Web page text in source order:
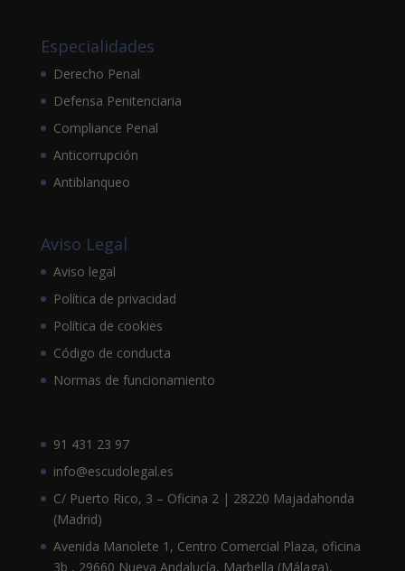
Especialidades
Derecho Penal
Defensa Penitenciaria
Compliance Penal
Anticorrupción
Antiblanqueo
Aviso Legal
Aviso legal
Política de privacidad
Política de cookies
Código de conducta
Normas de funcionamiento
91 431 23 97
info@escudolegal.es
C/ Puerto Rico, 3 – Oficina 2 | 28220 Majadahonda
(Madrid)
Avenida Manolete 1, Centro Comercial Plaza, oficina
3b , 29660 Nueva Andalucía, Marbella (Málaga),